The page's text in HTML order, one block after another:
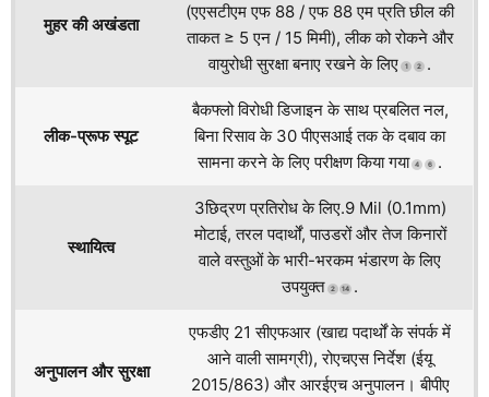
मुहर की अखंडता
(एएसटीएम एफ 88 / एफ 88 एम प्रति छील की
ताकत ≥ 5 एन / 15 मिमी), लीक को रोकने और
वायुरोधी सुरक्षा बनाए रखने के लिए
1 2 .
लीक-प्रूफ स्पूट
बैकफ्लो विरोधी डिजाइन के साथ प्रबलित नल,
बिना रिसाव के 30 पीएसआई तक के दबाव का
सामना करने के लिए परीक्षण किया गया
4 6 .
स्थायित्व
3छिद्रण प्रतिरोध के लिए.9 Mil (0.1mm)
मोटाई, तरल पदार्थों, पाउडरों और तेज किनारों
वाले वस्तुओं के भारी-भरकम भंडारण के लिए
उपयुक्त
2 14 .
अनुपालन और सुरक्षा
एफडीए 21 सीएफआर (खाद्य पदार्थों के संपर्क में
आने वाली सामग्री), रोएचएस निर्देश (ईयू
2015/863) और आरईएच अनुपालन। बीपीए